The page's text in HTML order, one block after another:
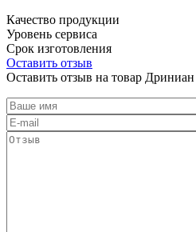
Качество продукции
Уровень сервиса
Срок изготовления
Оставить отзыв
Оставить отзыв на товар Дриниан